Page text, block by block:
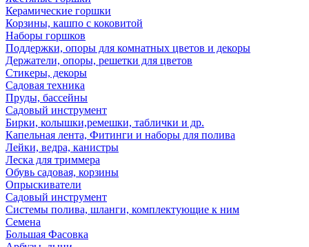
Керамические горшки
Корзины, кашпо с коковитой
Наборы горшков
Поддержки, опоры для комнатных цветов и декоры
Держатели, опоры, решетки для цветов
Стикеры, декоры
Садовая техника
Пруды, бассейны
Садовый инструмент
Бирки, колышки,ремешки, таблички и др.
Капельная лента, Фитинги и наборы для полива
Лейки, ведра, канистры
Леска для триммера
Обувь садовая, корзины
Опрыскиватели
Садовый инструмент
Системы полива, шланги, комплектующие к ним
Семена
Большая Фасовка